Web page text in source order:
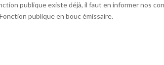
publique existe déjà, il faut en informer nos
publique en bouc émissaire.